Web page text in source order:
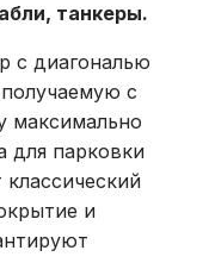
танкеры.
с диагональю
с
максимально
для парковки
и